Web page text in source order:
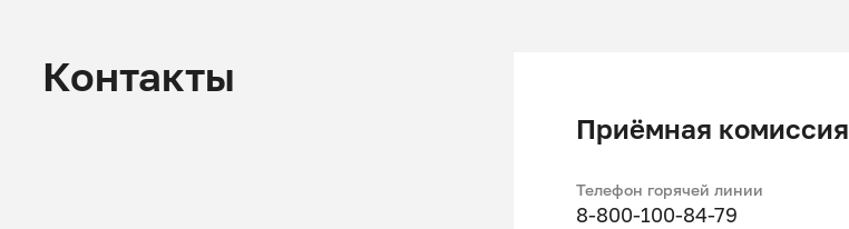
Контакты
Приёмная комиссия
Телефон горячей линии
8-800-100-84-79